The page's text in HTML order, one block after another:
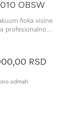
OBSW
fioka visine
profesionalno
RSD
odmah